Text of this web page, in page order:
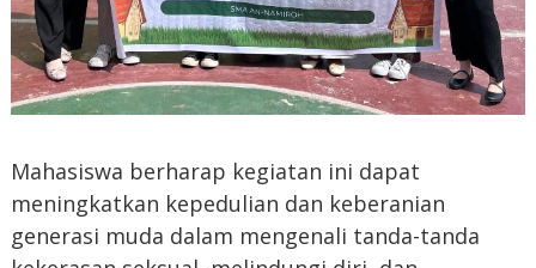
Mahasiswa berharap kegiatan ini dapat
meningkatkan kepedulian dan keberanian
generasi muda dalam mengenali tanda-tanda